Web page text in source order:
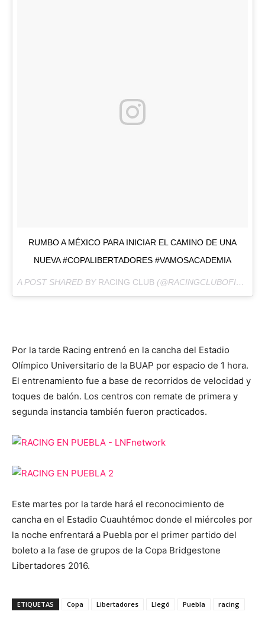
RUMBO A MÉXICO PARA INICIAR EL CAMINO DE UNA
NUEVA #COPALIBERTADORES #VAMOSACADEMIA
A POST SHARED BY RACING CLUB (@RACINGCLUBOFICIAL) ON
Por la tarde Racing entrenó en la cancha del Estadio
Olímpico Universitario de la BUAP por espacio de 1 hora.
El entrenamiento fue a base de recorridos de velocidad y
toques de balón. Los centros con remate de primera y
segunda instancia también fueron practicados.
Este martes por la tarde hará el reconocimiento de
cancha en el Estadio Cuauhtémoc donde el miércoles por
la noche enfrentará a Puebla por el primer partido del
boleto a la fase de grupos de la Copa Bridgestone
Libertadores 2016.
ETIQUETAS Copa Libertadores Llegó Puebla racing